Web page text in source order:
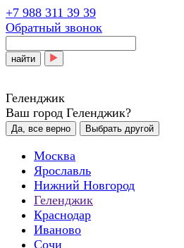
+7 988 311 39 39
Обратный звонок
найти
Геленджик
Ваш город Геленджик?
Да, все верно Выбрать другой
Москва
Ярославль
Нижний Новгород
Геленджик
Краснодар
Иваново
Сочи